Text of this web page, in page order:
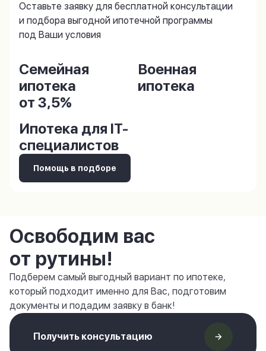
Оставьте заявку для бесплатной консультации
и подбора выгодной ипотечной программы
под Ваши условия
Семейная
ипотека
от 3,5%
Военная
ипотека
Ипотека для IT-
специалистов
Помощь в подборе
Освободим вас
от рутины!
Подберем самый выгодный вариант по ипотеке,
который подходит именно для Вас, подготовим
документы и подадим заявку в банк!
Получить консультацию